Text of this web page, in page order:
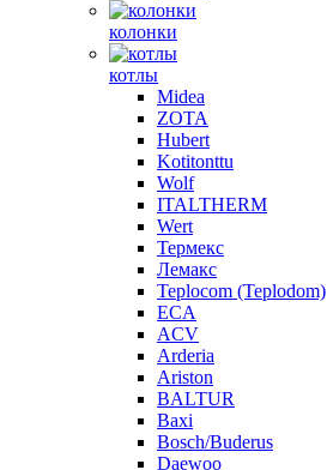
колонки
котлы
Midea
ZOTA
Hubert
Kotitonttu
Wolf
ITALTHERM
Wert
Термекс
Лемакс
Teplocom (Teplodom)
ECA
ACV
Arderia
Ariston
BALTUR
Baxi
Bosch/Buderus
Daewoo